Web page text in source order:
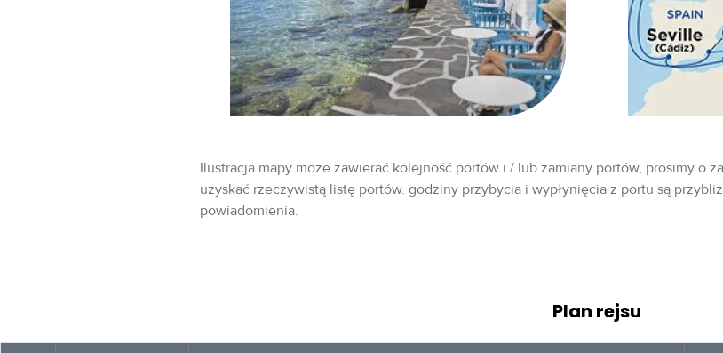
Ilustracja mapy może zawierać kolejność portów i / lub zamiany portów, prosimy o
uzyskać rzeczywistą listę portów. godziny przybycia i wypłynięcia z portu są
powiadomienia.
Plan rejsu